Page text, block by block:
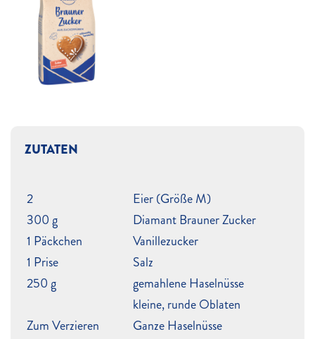
ZUTATEN
2
Eier (Größe M)
300 g
Diamant Brauner Zucker
1 Päckchen
Vanillezucker
1 Prise
Salz
250 g
gemahlene Haselnüsse
kleine, runde Oblaten
Zum Verzieren
Ganze Haselnüsse